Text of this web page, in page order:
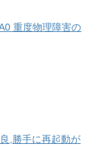
重度物理障害の
,勝手に再起動が